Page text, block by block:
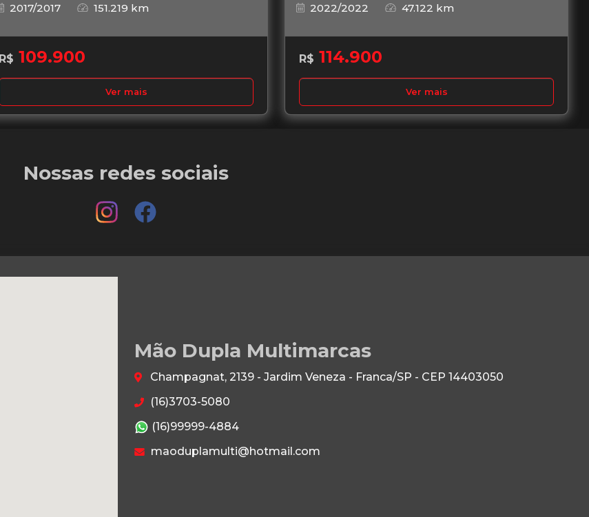
2017/2017
151.219 km
R$ 109.900
Ver mais
2022/2022
47.122 km
R$ 114.900
Ver mais
Nossas redes sociais
Mão Dupla Multimarcas
Champagnat, 2139 - Jardim Veneza - Franca/SP - CEP 14403050
(16)3703-5080
(16)99999-4884
maoduplamulti@hotmail.com